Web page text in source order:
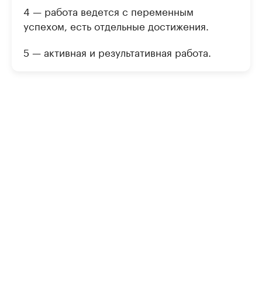
4 — работа ведется с переменным
успехом, есть отдельные достижения.
5 — активная и результативная работа.